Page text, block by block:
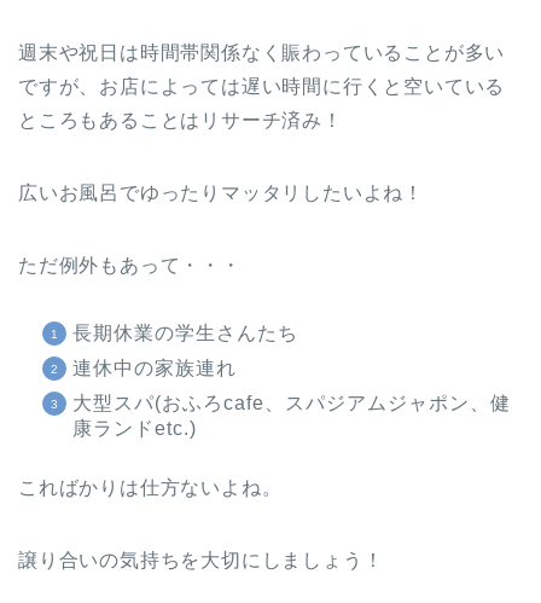
週末や祝日は時間帯関係なく賑わっていることが多い
ですが、お店によっては遅い時間に行くと空いている
ところもあることはリサーチ済み！
広いお風呂でゆったりマッタリしたいよね！
ただ例外もあって・・・
長期休業の学生さんたち
連休中の家族連れ
大型スパ(おふろcafe、スパジアムジャポン、健
康ランドetc.)
こればかりは仕方ないよね。
譲り合いの気持ちを大切にしましょう！